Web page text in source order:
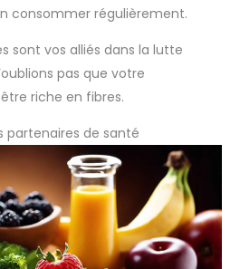
consommer régulièrement.
sont vos alliés dans la lutte
pas que votre
riche en fibres.
partenaires de santé